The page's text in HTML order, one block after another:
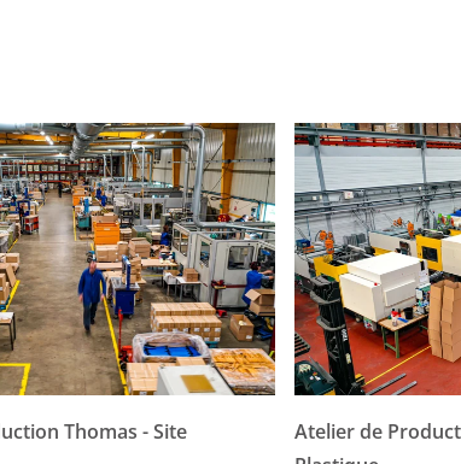
Thomas - Site
Atelier de